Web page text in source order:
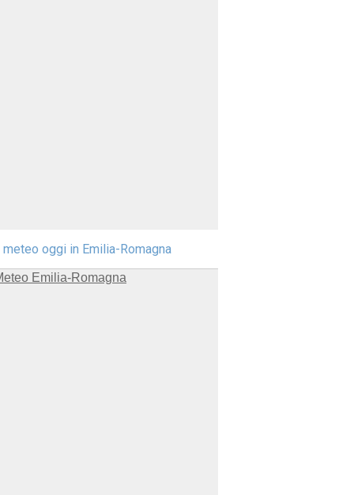
meteo oggi in Emilia-Romagna